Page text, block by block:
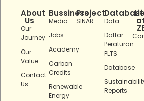
About
Us
Our
Journey
Our
Value
Contact
Us
Bussiness
Media
Jobs
Academy
Carbon
Credits
Renewable
Energy
Project
SINAR
Data
Daftar
Peraturan
PLTS
Database
Reports